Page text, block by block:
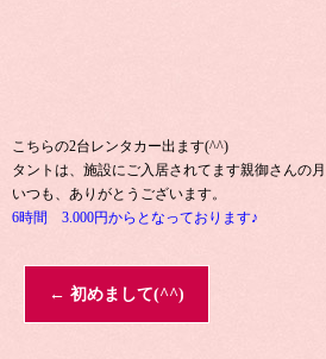
こちらの2台レンタカー出ます(^^)
タントは、施設にご入居されてます親御さんの
いつも、ありがとうございます。
6時間 3.000円からとなっております♪
← 初めまして(^^)